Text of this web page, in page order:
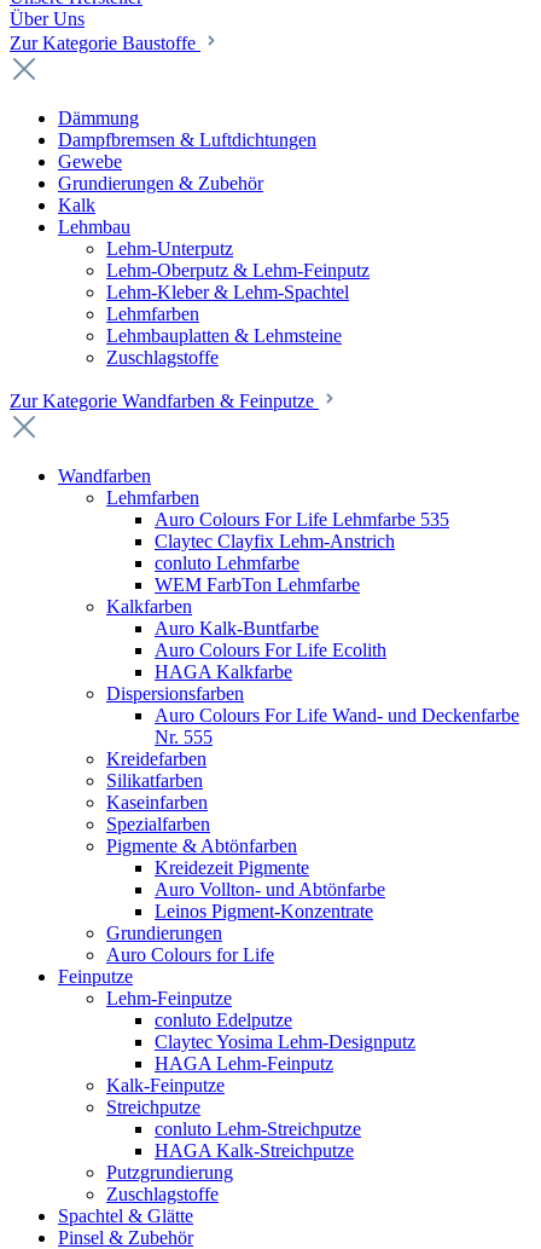
Über Uns
Zur Kategorie Baustoffe
Dämmung
Dampfbremsen & Luftdichtungen
Gewebe
Grundierungen & Zubehör
Kalk
Lehmbau
Lehm-Unterputz
Lehm-Oberputz & Lehm-Feinputz
Lehm-Kleber & Lehm-Spachtel
Lehmfarben
Lehmbauplatten & Lehmsteine
Zuschlagstoffe
Zur Kategorie Wandfarben & Feinputze
Wandfarben
Lehmfarben
Auro Colours For Life Lehmfarbe 535
Claytec Clayfix Lehm-Anstrich
conluto Lehmfarbe
WEM FarbTon Lehmfarbe
Kalkfarben
Auro Kalk-Buntfarbe
Auro Colours For Life Ecolith
HAGA Kalkfarbe
Dispersionsfarben
Auro Colours For Life Wand- und Deckenfarbe
Nr. 555
Kreidefarben
Silikatfarben
Kaseinfarben
Spezialfarben
Pigmente & Abtönfarben
Kreidezeit Pigmente
Auro Vollton- und Abtönfarbe
Leinos Pigment-Konzentrate
Grundierungen
Auro Colours for Life
Feinputze
Lehm-Feinputze
conluto Edelputze
Claytec Yosima Lehm-Designputz
HAGA Lehm-Feinputz
Kalk-Feinputze
Streichputze
conluto Lehm-Streichputze
HAGA Kalk-Streichputze
Putzgrundierung
Zuschlagstoffe
Spachtel & Glätte
Pinsel & Zubehör